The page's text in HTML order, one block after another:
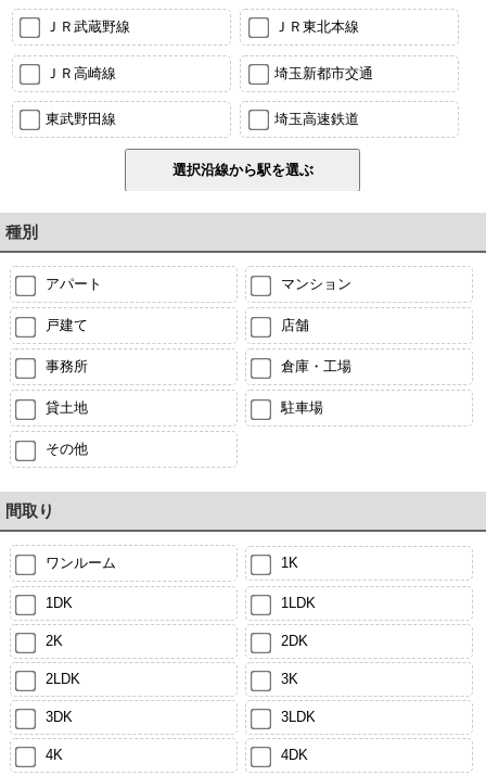
ＪＲ武蔵野線 ＪＲ東北本線
ＪＲ高崎線 埼玉新都市交通
東武野田線 埼玉高速鉄道
種別
アパート マンション
戸建て 店舗
事務所 倉庫・工場
貸土地 駐車場
その他
間取り
ワンルーム 1K
1DK 1LDK
2K 2DK
2LDK 3K
3DK 3LDK
4K 4DK